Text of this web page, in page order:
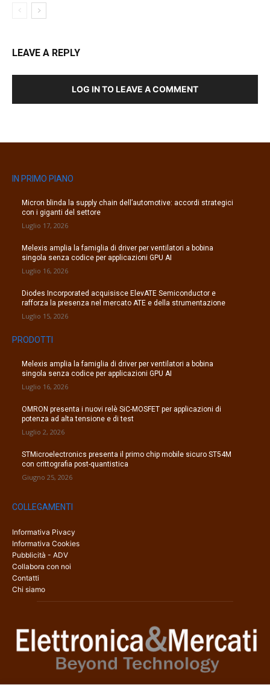
LEAVE A REPLY
LOG IN TO LEAVE A COMMENT
IN PRIMO PIANO
Micron blinda la supply chain dell’automotive: accordi strategici
con i giganti del settore
Luglio 17, 2026
Melexis amplia la famiglia di driver per ventilatori a bobina
singola senza codice per applicazioni GPU AI
Luglio 16, 2026
Diodes Incorporated acquisisce ElevATE Semiconductor e
rafforza la presenza nel mercato ATE e della strumentazione
Luglio 15, 2026
PRODOTTI
Melexis amplia la famiglia di driver per ventilatori a bobina
singola senza codice per applicazioni GPU AI
Luglio 16, 2026
OMRON presenta i nuovi relè SiC-MOSFET per applicazioni di
potenza ad alta tensione e di test
Luglio 2, 2026
STMicroelectronics presenta il primo chip mobile sicuro ST54M
con crittografia post-quantistica
Giugno 25, 2026
COLLEGAMENTI
Informativa Pivacy
Informativa Cookies
Pubblicità - ADV
Collabora con noi
Contatti
Chi siamo